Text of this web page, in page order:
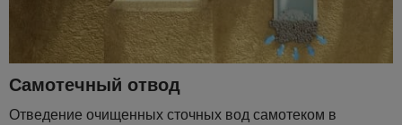
Самотечный отвод
Отведение очищенных сточных вод самотеком в